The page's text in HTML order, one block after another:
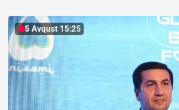
5 Avqust 15:25